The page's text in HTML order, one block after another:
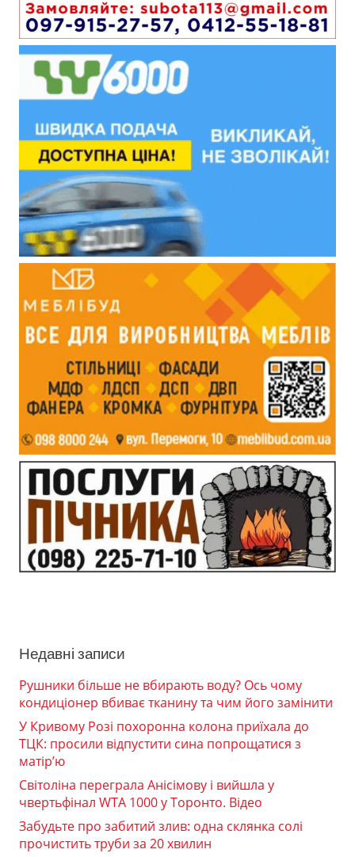
Недавні записи
Рушники більше не вбирають воду? Ось чому
кондиціонер вбиває тканину та чим його замінити
У Кривому Розі похоронна колона приїхала до
ТЦК: просили відпустити сина попрощатися з
матір’ю
Світоліна переграла Анісімову і вийшла у
чвертьфінал WTA 1000 у Торонто. Відео
Забудьте про забитий злив: одна склянка солі
прочистить труби за 20 хвилин